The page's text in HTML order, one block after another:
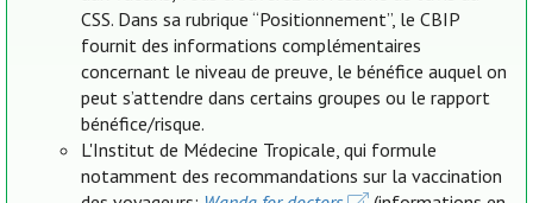
CSS. Dans sa rubrique “Positionnement”, le CBIP
fournit des informations complémentaires
concernant le niveau de preuve, le bénéfice auquel on
peut s’attendre dans certains groupes ou le rapport
bénéfice/risque.
L'Institut de Médecine Tropicale, qui formule
notamment des recommandations sur la vaccination